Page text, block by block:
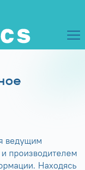
ведущим
производителем
Находясь